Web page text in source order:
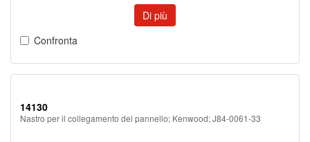
Di più
Confronta
14130
Nastro per il collegamento del pannello; Kenwood; J84-0061-33